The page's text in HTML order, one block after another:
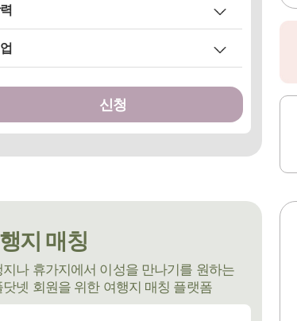
동일 종교 외에는 아래 방식으로 추천합니다.
교 항목이 체크되지 않을 경우 개신교와 불교는 매
되지 않습니다.
신청
지 매칭
지나 휴가지에서 이성을 만나기를 원하는
닷넷 회원을 위한 여행지 매칭 플랫폼